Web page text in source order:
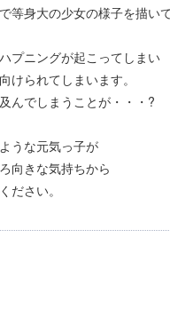
等身大の少女の様子を描い
プニングが起こってしまい
けられてしまいます。
んでしまうことが・・・?
うな元気っ子が
向きな気持ちから
ださい。